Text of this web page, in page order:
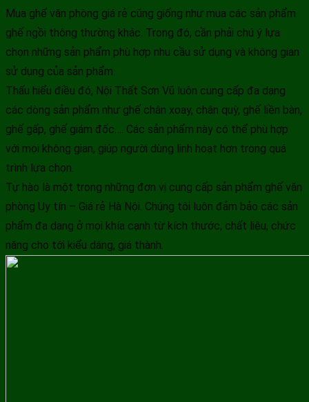
Mua ghế văn phòng giá rẻ cũng giống như mua các sản phẩm
ghế ngồi thông thường khác. Trong đó, cần phải chú ý lựa
chọn những sản phẩm phù hợp nhu cầu sử dụng và không gian
sử dụng của sản phẩm
Thấu hiểu điều đó, Nội Thất Sơn Vũ luôn cung cấp đa dạng
các dòng sản phẩm như ghế chân xoay, chân quỳ, ghế liền bàn,
ghế gấp, ghế giám đốc…. Các sản phẩm này có thể phù hợp
với mọi không gian, giúp người dùng linh hoạt hơn trong quá
trình lựa chọn.
Tự hào là một trong những đơn vị cung cấp sản phẩm ghế văn
phòng Uy tín – Giá rẻ Hà Nội. Chúng tôi luôn đảm bảo các sản
phẩm đa dạng ở mọi khía cạnh từ kích thước, chất liệu, chức
năng cho tới kiểu dáng, giá thành.